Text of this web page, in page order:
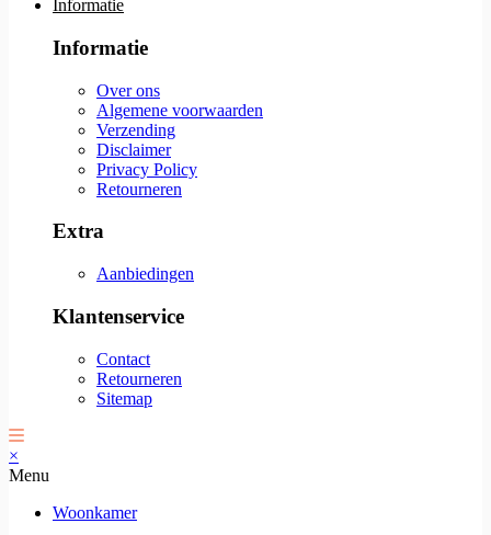
Informatie
Informatie
Over ons
Algemene voorwaarden
Verzending
Disclaimer
Privacy Policy
Retourneren
Extra
Aanbiedingen
Klantenservice
Contact
Retourneren
Sitemap
×
Menu
Woonkamer